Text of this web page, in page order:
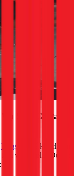
Vụ Sửa Chữa,
bảng giá
để khách
tâm về chi phí. Dưới